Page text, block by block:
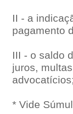
II - a
pagamento
III - o saldo
juros,
advocatícios;
* Vide